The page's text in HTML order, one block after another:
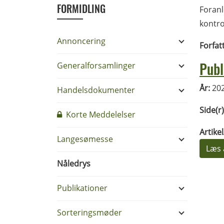
FORMIDLING
Annoncering
Generalforsamlinger
Handelsdokumenter
Korte Meddelelser
Langesømesse
Nåledrys
Publikationer
Sorteringsmøder
År:
Læs